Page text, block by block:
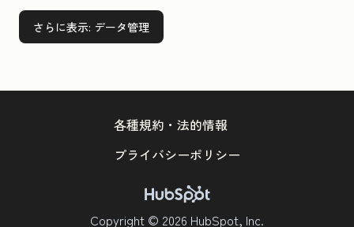
さらに表示: データ管理
Copyright © 2026 HubSpot, Inc.
各種規約・法的情報
プライバシーポリシー